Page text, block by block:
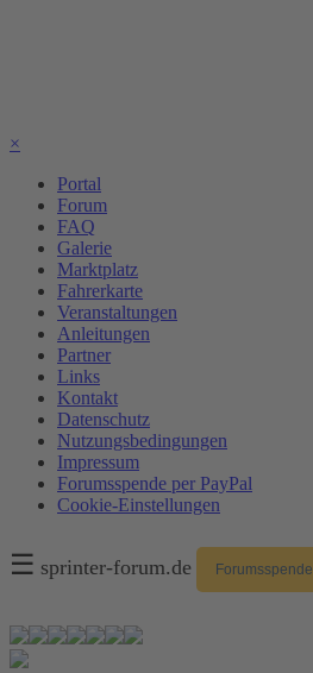
×
Portal
Forum
FAQ
Galerie
Marktplatz
Fahrerkarte
Veranstaltungen
Anleitungen
Partner
Links
Kontakt
Datenschutz
Nutzungsbedingungen
Impressum
Forumsspende per PayPal
Cookie-Einstellungen
☰ sprinter-forum.de Forumsspende